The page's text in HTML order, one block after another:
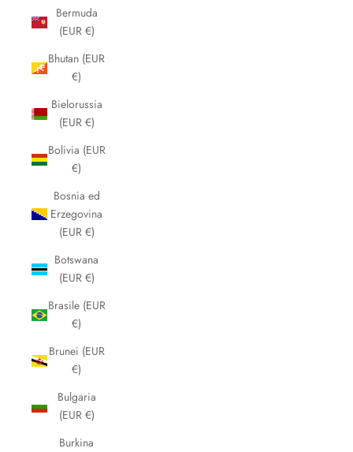
Bermuda
(EUR €)
Bhutan (EUR
€)
Bielorussia
(EUR €)
Bolivia (EUR
€)
Bosnia ed
Erzegovina
(EUR €)
Botswana
(EUR €)
Brasile (EUR
€)
Brunei (EUR
€)
Bulgaria
(EUR €)
Burkina